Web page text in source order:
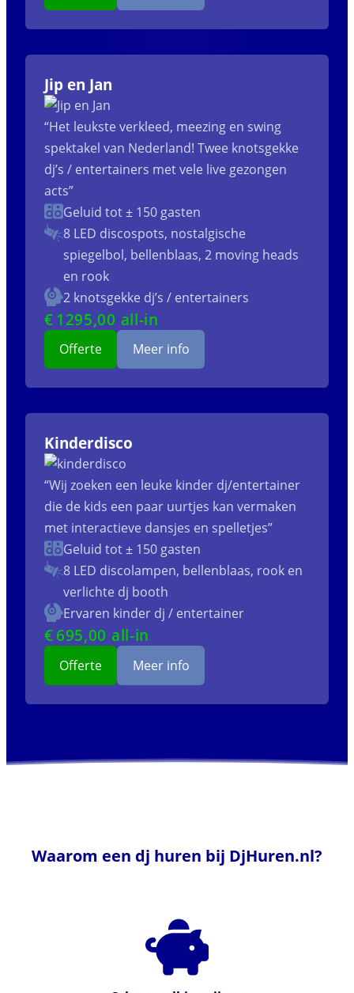
Jip en Jan
“Het leukste verkleed, meezing en swing
spektakel van Nederland! Twee knotsgekke
dj’s / entertainers met vele live gezongen
acts”
Geluid tot ± 150 gasten
8 LED discospots, nostalgische
spiegelbol, bellenblaas, 2 moving heads
en rook
2 knotsgekke dj’s / entertainers
€ 1295,00 all-in
Offerte Meer info
Kinderdisco
“Wij zoeken een leuke kinder dj/entertainer
die de kids een paar uurtjes kan vermaken
met interactieve dansjes en spelletjes”
Geluid tot ± 150 gasten
8 LED discolampen, bellenblaas, rook en
verlichte dj booth
Ervaren kinder dj / entertainer
€ 695,00 all-in
Offerte Meer info
Waarom een dj huren bij DjHuren.nl?